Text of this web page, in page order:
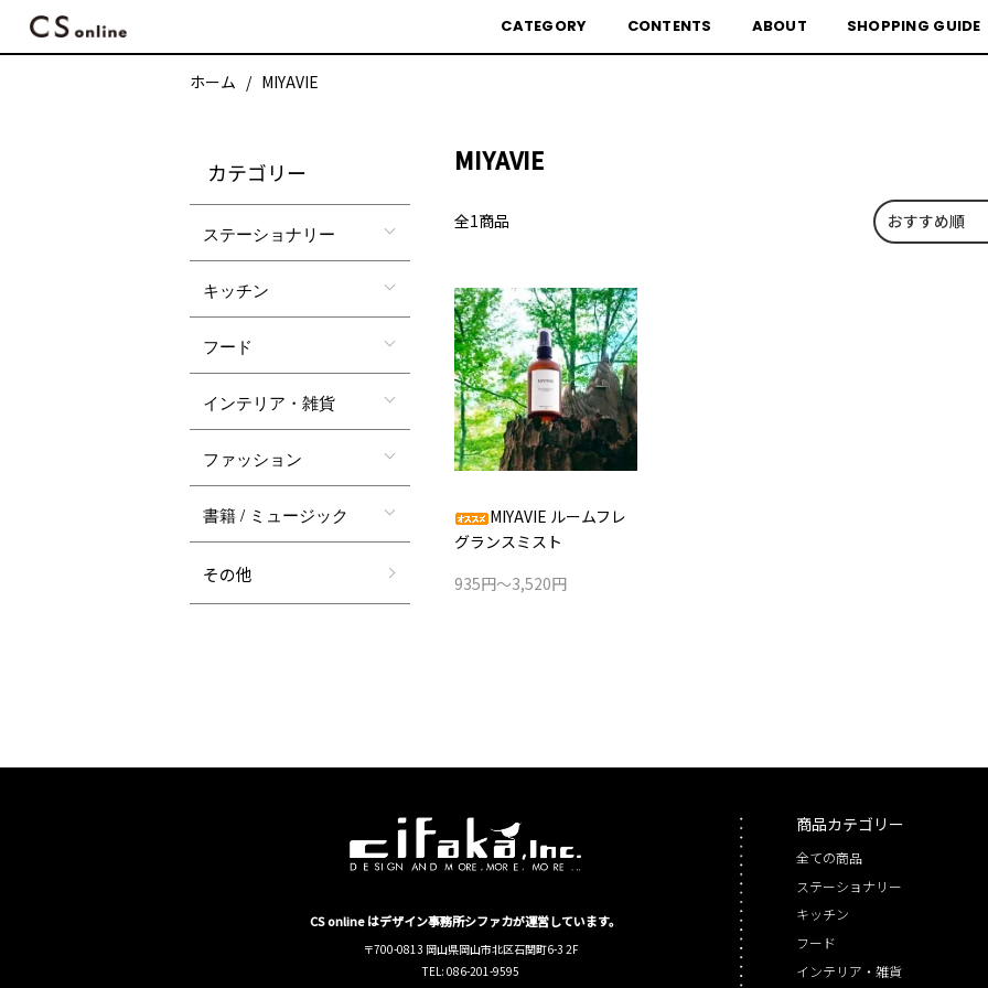
CATEGORY CONTENTS ABOUT SHOPPING GUIDE
ホーム MIYAVIE
MIYAVIE
全1商品
MIYAVIE ルームフレ
グランスミスト
935円～3,520円
カテゴリー
ステーショナリー
キッチン
フード
インテリア・雑貨
ファッション
書籍 / ミュージック
その他
商品カテゴリー
全ての商品
ステーショナリー
キッチン
フード
インテリア・雑貨
CS online はデザイン事務所シファカが運営しています。
〒700-0813 岡山県岡山市北区石関町6-3 2F
TEL: 086-201-9595